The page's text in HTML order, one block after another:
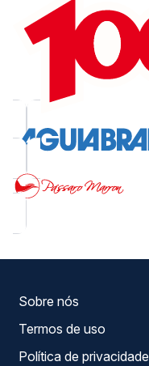
Sobre nós
Termos de uso
Política de privacidade